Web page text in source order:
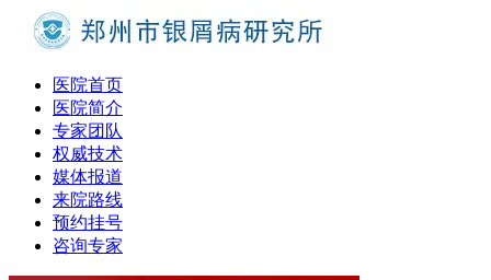
医院首页
医院简介
专家团队
权威技术
媒体报道
来院路线
预约挂号
咨询专家